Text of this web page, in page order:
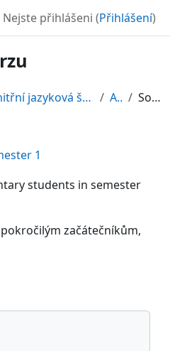
Nejste přihlášeni (Přihlášení)
Vnitřní jazyková škola - Cvičení A2/1 Souhrn
1
students in semester
začátečníkům,